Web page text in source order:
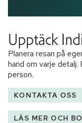
Upptäck
Planera resan på
hand om varje detalj.
person.
KONTAKTA OSS
LÄS MER OCH